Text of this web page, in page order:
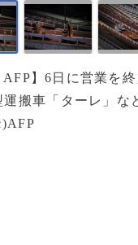
AFP】6日に営業を
運搬車「ターレ」な